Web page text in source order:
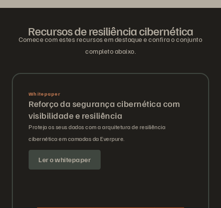
Recursos de resiliência cibernética
Comece com estes recursos em destaque e confira o conjunto
completo abaixo.
Whitepaper
Reforço da segurança cibernética com
visibilidade e resiliência
Proteja os seus dados com a arquitetura de resiliência
cibernética em camadas da Everpure.
Ler o whitepaper